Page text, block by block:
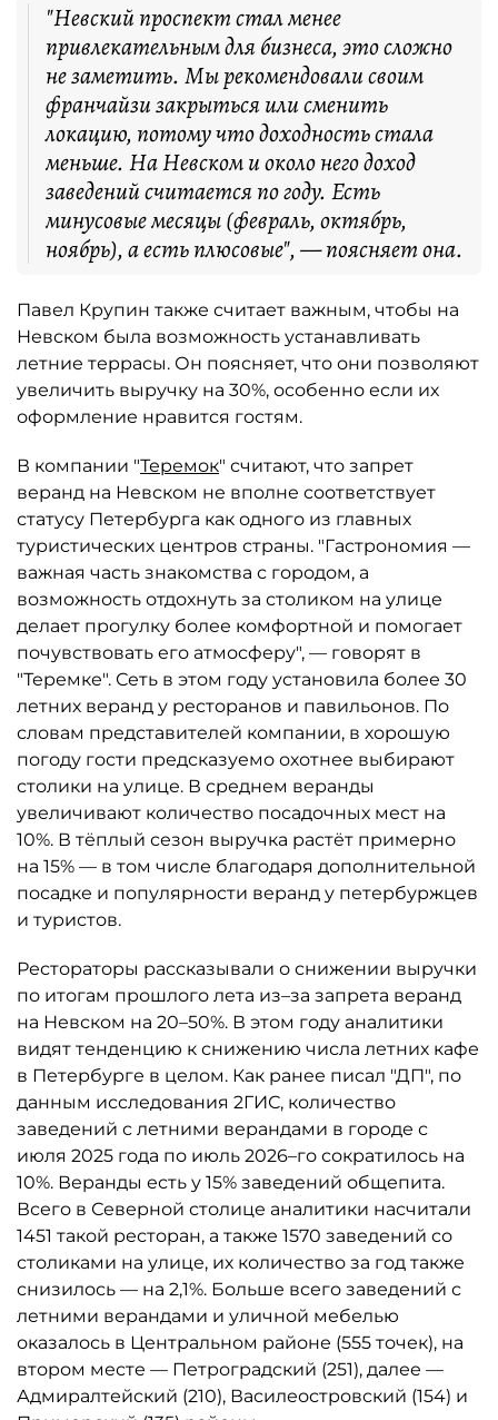
"Невский проспект стал менее
привлекательным для бизнеса, это сложно
не заметить. Мы рекомендовали своим
франчайзи закрыться или сменить
локацию, потому что доходность стала
меньше. На Невском и около него доход
заведений считается по году. Есть
минусовые месяцы (февраль, октябрь,
ноябрь), а есть плюсовые", — поясняет она.
Павел Крупин также считает важным, чтобы на
Невском была возможность устанавливать
летние террасы. Он поясняет, что они позволяют
увеличить выручку на 30%, особенно если их
оформление нравится гостям.
В компании "Теремок" считают, что запрет
веранд на Невском не вполне соответствует
статусу Петербурга как одного из главных
туристических центров страны. "Гастрономия —
важная часть знакомства с городом, а
возможность отдохнуть за столиком на улице
делает прогулку более комфортной и помогает
почувствовать его атмосферу", — говорят в
"Теремке". Сеть в этом году установила более 30
летних веранд у ресторанов и павильонов. По
словам представителей компании, в хорошую
погоду гости предсказуемо охотнее выбирают
столики на улице. В среднем веранды
увеличивают количество посадочных мест на
10%. В тёплый сезон выручка растёт примерно
на 15% — в том числе благодаря дополнительной
посадке и популярности веранд у петербуржцев
и туристов.
Рестораторы рассказывали о снижении выручки
по итогам прошлого лета из–за запрета веранд
на Невском на 20–50%. В этом году аналитики
видят тенденцию к снижению числа летних кафе
в Петербурге в целом. Как ранее писал "ДП", по
данным исследования 2ГИС, количество
заведений с летними верандами в городе с
июля 2025 года по июль 2026–го сократилось на
10%. Веранды есть у 15% заведений общепита.
Всего в Северной столице аналитики насчитали
1451 такой ресторан, а также 1570 заведений со
столиками на улице, их количество за год также
снизилось — на 2,1%. Больше всего заведений с
летними верандами и уличной мебелью
оказалось в Центральном районе (555 точек), на
втором месте — Петроградский (251), далее —
Адмиралтейский (210), Василеостровский (154) и